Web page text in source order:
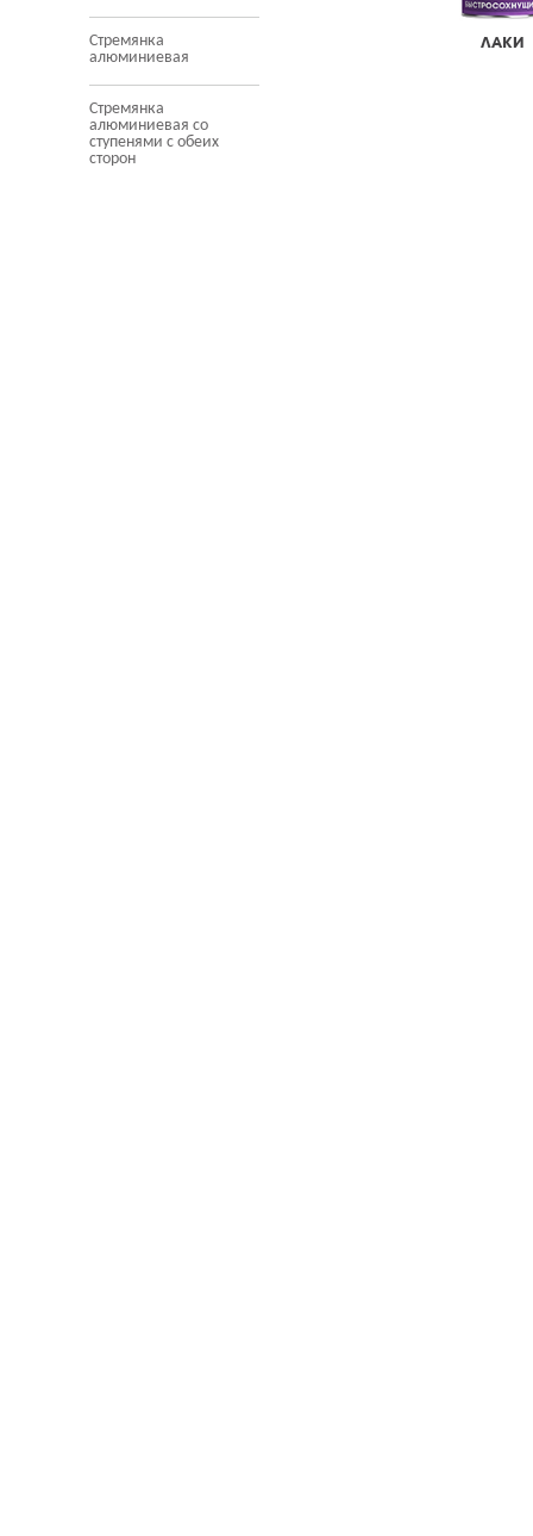
Стремянка
алюминиевая
Стремянка
алюминиевая со
ступенями с обеих
сторон
ЛАКИ